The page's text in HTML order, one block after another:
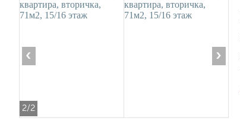
2/2
‹ ›